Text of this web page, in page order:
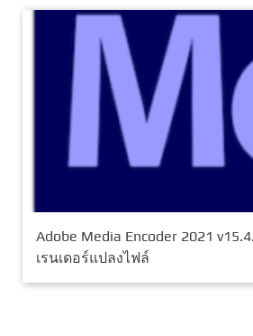
Adobe Media Encoder 2021
เรนเดอร์แปลงไฟล์